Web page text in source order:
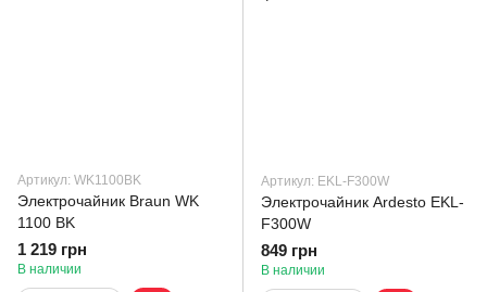
Артикул: WK1100BK
Электрочайник Braun WK
1100 BK
1 219 грн
В наличии
Артикул: EKL-F300W
Электрочайник Ardesto EKL-
F300W
849 грн
В наличии